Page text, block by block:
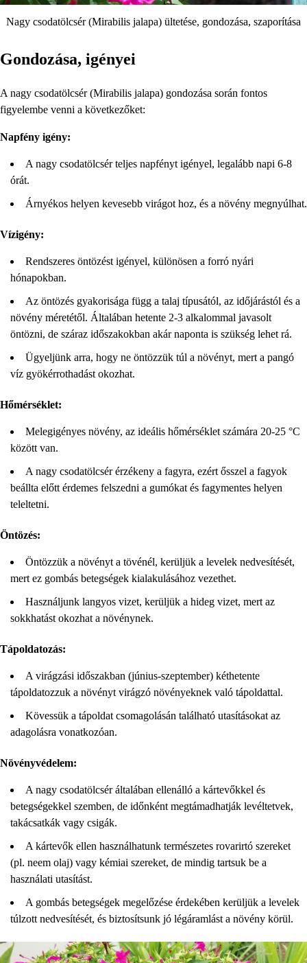
Nagy csodatölcsér (Mirabilis jalapa) ültetése, gondozása, szaporítása
Gondozása, igényei
A nagy csodatölcsér (Mirabilis jalapa) gondozása során fontos
figyelembe venni a következőket:
Napfény igény:
A nagy csodatölcsér teljes napfényt igényel, legalább napi 6-8
órát.
Árnyékos helyen kevesebb virágot hoz, és a növény megnyúlhat.
Vízigény:
Rendszeres öntözést igényel, különösen a forró nyári
hónapokban.
Az öntözés gyakorisága függ a talaj típusától, az időjárástól és a
növény méretétől. Általában hetente 2-3 alkalommal javasolt
öntözni, de száraz időszakokban akár naponta is szükség lehet rá.
Ügyeljünk arra, hogy ne öntözzük túl a növényt, mert a pangó
víz gyökérrothadást okozhat.
Hőmérséklet:
Melegigényes növény, az ideális hőmérséklet számára 20-25 °C
között van.
A nagy csodatölcsér érzékeny a fagyra, ezért ősszel a fagyok
beállta előtt érdemes felszedni a gumókat és fagymentes helyen
teleltetni.
Öntözés:
Öntözzük a növényt a tövénél, kerüljük a levelek nedvesítését,
mert ez gombás betegségek kialakulásához vezethet.
Használjunk langyos vizet, kerüljük a hideg vizet, mert az
sokkhatást okozhat a növénynek.
Tápoldatozás:
A virágzási időszakban (június-szeptember) kéthetente
tápoldatozzuk a növényt virágzó növényeknek való tápoldattal.
Kövessük a tápoldat csomagolásán található utasításokat az
adagolásra vonatkozóan.
Növényvédelem:
A nagy csodatölcsér általában ellenálló a kártevőkkel és
betegségekkel szemben, de időnként megtámadhatják levéltetvek,
takácsatkák vagy csigák.
A kártevők ellen használhatunk természetes rovarirtó szereket
(pl. neem olaj) vagy kémiai szereket, de mindig tartsuk be a
használati utasítást.
A gombás betegségek megelőzése érdekében kerüljük a levelek
túlzott nedvesítését, és biztosítsunk jó légáramlást a növény körül.